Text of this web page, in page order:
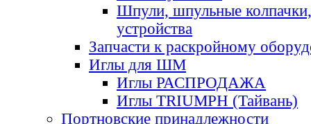
Шпули, шпульные
устройства
Запчасти к раскройному
Иглы для ШМ
Иглы РАСПРОДАЖА
Иглы TRIUMPH (Тайвань)
Портновские принадлежности